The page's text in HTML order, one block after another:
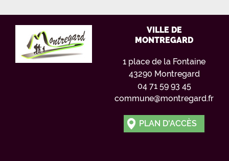
VILLE DE
MONTREGARD
1 place de la Fontaine
43290 Montregard
04 71 59 93 45
commune@montregard.fr
PLAN D'ACCÈS